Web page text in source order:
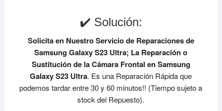
✔️ Solución:
Solicita en Nuestro Servicio de Reparaciones de
Samsung Galaxy S23 Ultra; La Reparación o
Sustitución de la Cámara Frontal en Samsung
Galaxy S23 Ultra. Es una Reparación Rápida que
podemos tardar entre 30 y 60 minutos!! (Tiempo sujeto a
stock del Repuesto).